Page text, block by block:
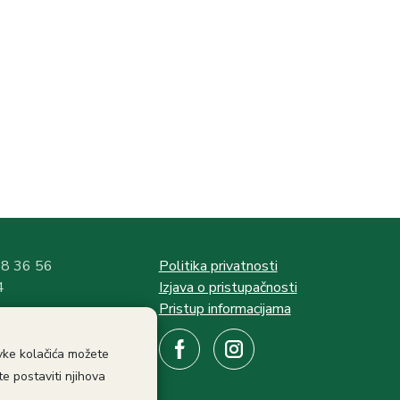
36 56
Politika privatnosti
Izjava o pristupačnosti
Pristup informacijama
kolačića možete
postaviti njihova